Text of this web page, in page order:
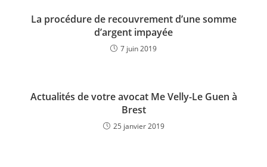
La procédure de recouvrement d’une somme
d’argent impayée
7 juin 2019
Actualités de votre avocat Me Velly-Le Guen à
Brest
25 janvier 2019